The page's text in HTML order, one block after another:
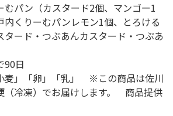
パン（カスタード2個、マンゴー1
内くりーむパンレモン1個、とろける
タード・つぶあんカスタード・つぶあ
90日
麦」「卵」「乳」 ※この商品は佐川
（冷凍）でお届けします。 商品提供